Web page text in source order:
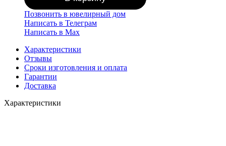
Позвонить в ювелирный дом
Написать в Телеграм
Написать в Мах
Характеристики
Отзывы
Сроки изготовления и оплата
Гарантии
Доставка
Характеристики